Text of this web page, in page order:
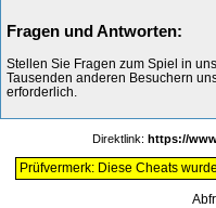
Fragen und Antworten:
Stellen Sie Fragen zum Spiel in
Tausenden anderen Besuchern
erforderlich.
Direktlink: https://
Prüfvermerk: Diese Cheats